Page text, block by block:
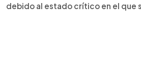
debido al estado crítico en el que